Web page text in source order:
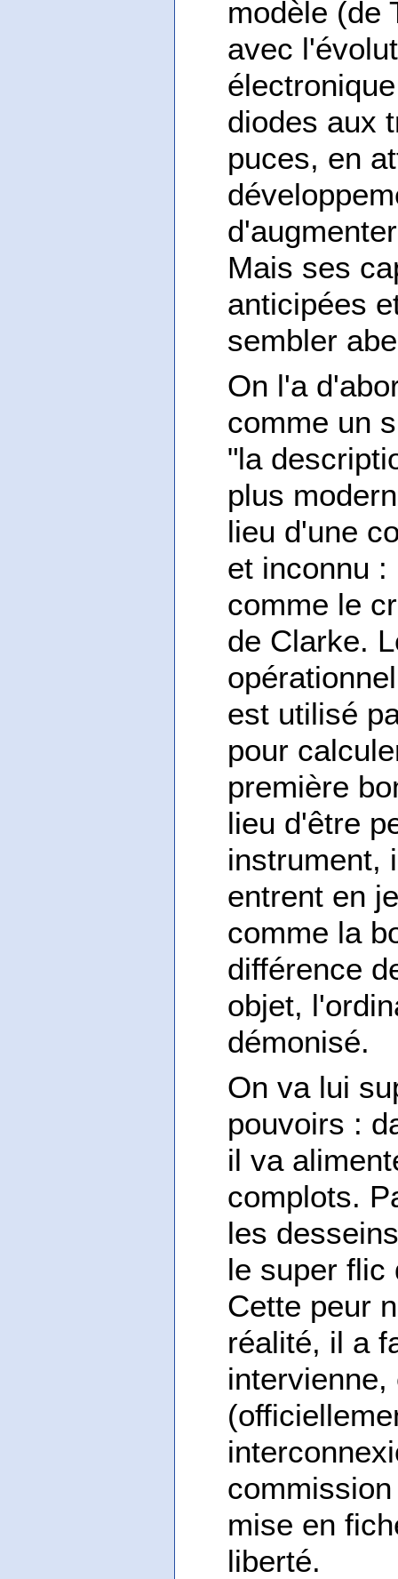
modèle (de
avec
diodes aux
puces, en
Mais ses
anticipées
sembler
On l'a
comme un
"la
plus
lieu d'une
et inconnu :
comme le
de Clarke.
est utilisé
pour
première
lieu d'être
instrument,
entrent en
comme la
différence
objet,
démonisé.
On va lui
pouvoirs :
il va
complots.
les
le super flic
Cette peur
réalité, il a
mise en
liberté.